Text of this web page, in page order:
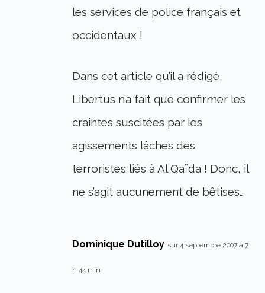
les services de police français et
occidentaux !
Dans cet article qu’il a rédigé,
Libertus n’a fait que confirmer les
craintes suscitées par les
agissements lâches des
terroristes liés à Al Qaïda ! Donc, il
ne s’agit aucunement de bêtises…
Dominique Dutilloy sur 4 septembre 2007 à 7
h 44 min